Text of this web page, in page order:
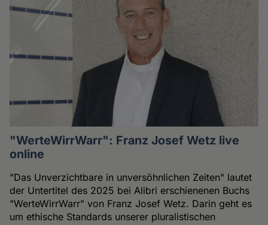
"WerteWirrWarr": Franz Josef Wetz live
online
"Das Unverzichtbare in unversöhnlichen Zeiten" lautet
der Untertitel des 2025 bei Alibri erschienenen Buchs
"WerteWirrWarr" von Franz Josef Wetz. Darin geht es
um ethische Standards unserer pluralistischen